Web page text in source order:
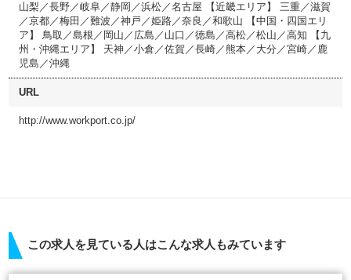
山梨／長野／岐阜／静岡／浜松／名古屋 【近畿エリア】 三重／滋賀
／京都／梅田／難波／神戸／姫路／奈良／和歌山 【中国・四国エリ
ア】 鳥取／島根／岡山／広島／山口／徳島／高松／松山／高知 【九
州・沖縄エリア】 天神／小倉／佐賀／長崎／熊本／大分／宮崎／鹿
児島／沖縄
URL
http://www.workport.co.jp/
この求人を見ている人はこんな求人もみています